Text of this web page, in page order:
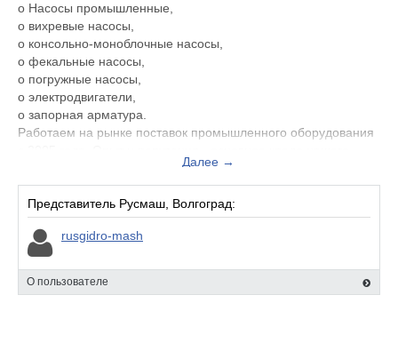
o Насосы промышленные,
o вихревые насосы,
o консольно-моноблочные насосы,
o фекальные насосы,
o погружные насосы,
o электродвигатели,
o запорная арматура.
Работаем на рынке поставок промышленного оборудования
предприятия, наработанное с годами. Взаимовыгодные
отношения с клиентами - дело чести нашей компании.
Далее →
Представитель Русмаш, Волгоград:
rusgidro-mash
О пользователе